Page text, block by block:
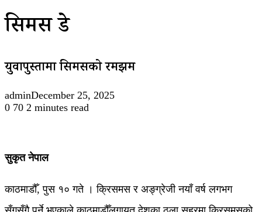
क्रिसमस डे
युवापुस्तामा क्रिसमसको रमझम
adminDecember 25, 2025
0 70 2 minutes read
सुकृत नेपाल
काठमाडौँ, पुस १० गते । क्रिसमस र अङ्ग्रेजी नयाँ वर्ष लगभग